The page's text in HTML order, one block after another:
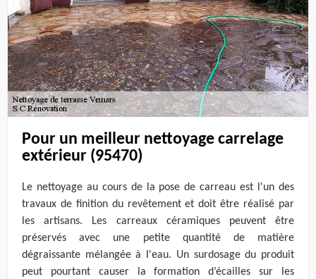
Pour un meilleur nettoyage carrelage
extérieur (95470)
Le nettoyage au cours de la pose de carreau est l'un des
travaux de finition du revêtement et doit être réalisé par
les artisans. Les carreaux céramiques peuvent être
préservés avec une petite quantité de matière
dégraissante mélangée à l'eau. Un surdosage du produit
peut pourtant causer la formation d’écailles sur les